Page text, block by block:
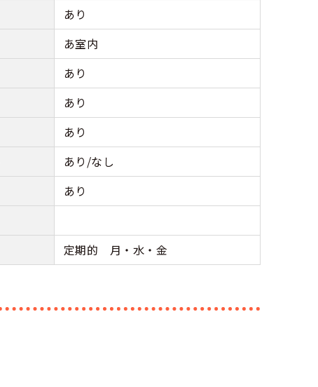
あり
あ室内
あり
あり
あり
あり/なし
あり
定期的 月・水・金